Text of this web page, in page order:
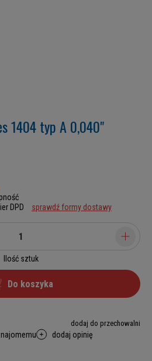
1404 typ A 0,040"
DPD sprawdź formy dostawy
Ilość sztuk
Do koszyka
dodaj do przechowalni
dodaj opinię